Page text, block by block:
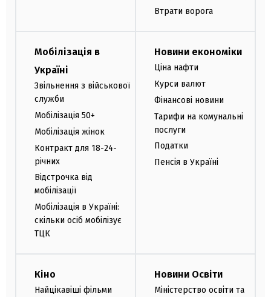
Втрати ворога
Мобілізація в
Україні
Звільнення з військової
служби
Мобілізація 50+
Мобілізація жінок
Контракт для 18-24-
річних
Відстрочка від
мобілізації
Мобілізація в Україні:
скільки осіб мобілізує
ТЦК
Новини економіки
Ціна нафти
Курси валют
Фінансові новини
Тарифи на комунальні
послуги
Податки
Пенсія в Україні
Кіно
Найцікавіші фільми
Новини Освіти
Міністерство освіти та